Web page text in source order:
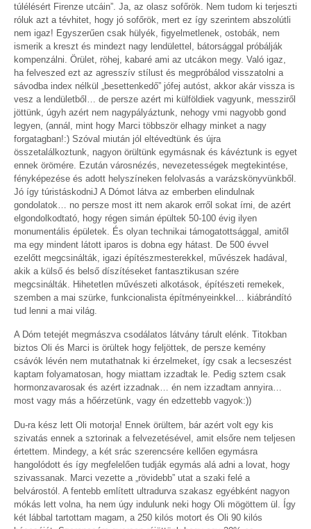
túlélésért Firenze utcáin”. Ja, az olasz sofőrök. Nem tudom ki terjeszti
róluk azt a tévhitet, hogy jó sofőrök, mert ez így szerintem abszolútli
nem igaz! Egyszerűen csak hülyék, figyelmetlenek, ostobák, nem
ismerik a kreszt és mindezt nagy lendülettel, bátorsággal próbálják
kompenzálni. Örület, röhej, kabaré ami az utcákon megy. Való igaz,
ha felveszed ezt az agresszív stílust és megpróbálod visszatolni a
sávodba index nélkül „besettenkedő” jófej autóst, akkor akár vissza is
vesz a lendületből… de persze azért mi külföldiek vagyunk, messziről
jöttünk, úgyh azért nem nagypályáztunk, nehogy vmi nagyobb gond
legyen, (annál, mint hogy Marci többször elhagy minket a nagy
forgatagban!:) Szóval miután jól eltévedtünk és újra
összetalálkoztunk, nagyon örültünk egymásnak és kávéztunk is egyet
ennek örömére. Ezután városnézés, nevezetességek megtekintése,
fényképezése és adott helyszíneken felolvasás a varázskönyvünkből.
Jó így túristáskodniJ A Dómot látva az emberben elindulnak
gondolatok… no persze most itt nem akarok erről sokat írni, de azért
elgondolkodtató, hogy régen simán épültek 50-100 évig ilyen
monumentális épületek. És olyan technikai támogatottsággal, amitől
ma egy mindent látott iparos is dobna egy hátast. De 500 évvel
ezelőtt megcsinálták, igazi építészmesterekkel, művészek hadával,
akik a külső és belső díszítéseket fantasztikusan szére
megcsinálták. Hihetetlen művészeti alkotások, építészeti remekek,
szemben a mai szürke, funkcionalista építményeinkkel… kiábrándító
tud lenni a mai világ.
A Dóm tetejét megmászva csodálatos látvány tárult elénk. Titokban
biztos Oli és Marci is örültek hogy feljöttek, de persze kemény
csávók lévén nem mutathatnak ki érzelmeket, így csak a lecseszést
kaptam folyamatosan, hogy miattam izzadtak le. Pedig sztem csak
hormonzavarosak és azért izzadnak… én nem izzadtam annyira…
most vagy más a hőérzetünk, vagy én edzettebb vagyok:))
Du-ra kész lett Oli motorja! Ennek örültem, bár azért volt egy kis
szivatás ennek a sztorinak a felvezetésével, amit elsőre nem teljesen
értettem. Mindegy, a két srác szerencsére kellően egymásra
hangolódott és így megfelelően tudják egymás alá adni a lovat, hogy
szivassanak. Marci vezette a „rövidebb” utat a szaki felé a
belvárostól. A fentebb említett ultradurva szakasz egyébként nagyon
mókás lett volna, ha nem úgy indulunk neki hogy Oli mögöttem ül. Így
két lábbal tartottam magam, a 250 kilós motort és Oli 90 kilós